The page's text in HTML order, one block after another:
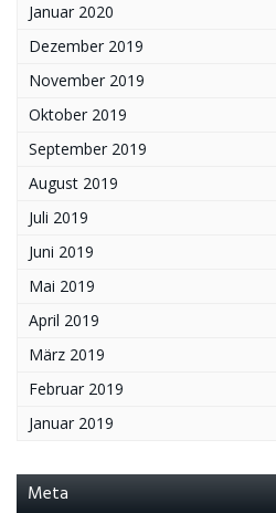
Januar 2020
Dezember 2019
November 2019
Oktober 2019
September 2019
August 2019
Juli 2019
Juni 2019
Mai 2019
April 2019
März 2019
Februar 2019
Januar 2019
Meta